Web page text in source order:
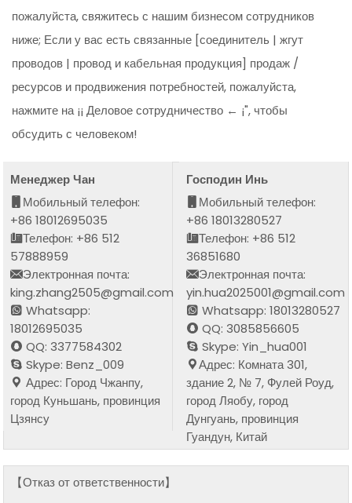
пожалуйста, свяжитесь с нашим бизнесом сотрудников
ниже; Если у вас есть связанные [соединитель | жгут
проводов | провод и кабельная продукция] продаж /
ресурсов и продвижения потребностей, пожалуйста,
нажмите на ¡¡ Деловое сотрудничество ← ¡", чтобы
обсудить с человеком!
Менеджер Чан
Мобильный телефон:
+86 18012695035
Телефон: +86 512
57888959
Электронная почта:
king.zhang2505@gmail.com
Whatsapp:
18012695035
QQ: 3377584302
Skype: Benz_009
Адрес: Город Чжанпу,
город Куньшань, провинция
Цзянсу
Господин Инь
Мобильный телефон:
+86 18013280527
Телефон: +86 512
36851680
Электронная почта:
yin.hua2025001@gmail.com
Whatsapp: 18013280527
QQ: 3085856605
Skype: Yin_hua001
Адрес: Комната 301,
здание 2, № 7, Фулей Роуд,
город Ляобу, город
Дунгуань, провинция
Гуандун, Китай
【Отказ от ответственности】